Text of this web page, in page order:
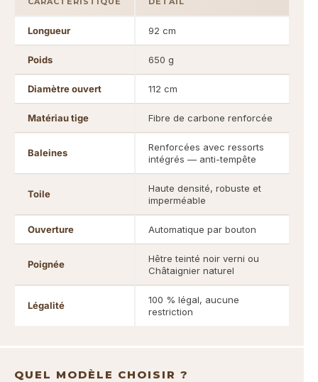
Longueur 92 cm
Poids 650 g
Diamètre ouvert 112 cm
Matériau tige Fibre de carbone renforcée
Baleines
Renforcées avec ressorts
intégrés — anti-tempête
Toile
Haute densité, robuste et
imperméable
Ouverture Automatique par bouton
Poignée
Hêtre teinté noir verni ou
Châtaignier naturel
Légalité
100 % légal, aucune
restriction
QUEL MODÈLE CHOISIR ?